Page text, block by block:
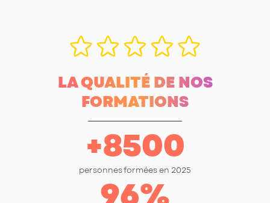
LA QUALITÉ DE NOS
FORMATIONS
personnes formées en 2025
+8500